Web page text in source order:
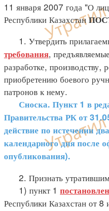
11 января 2007 года "О
Республики Казахстан
1. Утвердить
требования,
разработке, производству,
приобретению боевого
патронов к нему.
Сноска. Пункт 1 в
Правительства РК от
действие по истечении
календарного дня после
опубликования).
2. Признать
1) пункт 1
Республики Казахстан от